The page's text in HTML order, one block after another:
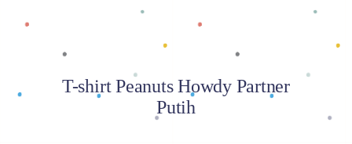
T-shirt Peanuts Howdy Partner
Putih